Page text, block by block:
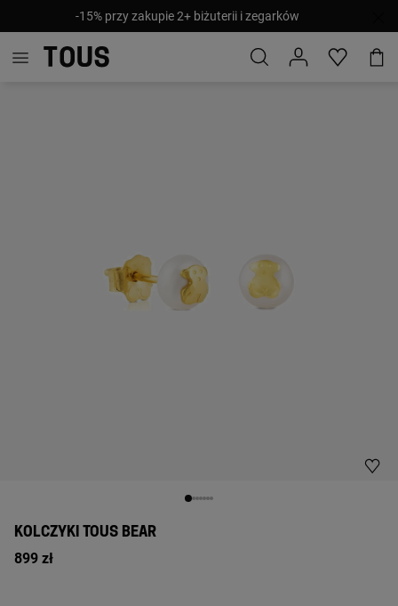
-15% przy zakupie 2+ biżuterii i zegarków
KOLCZYKI TOUS BEAR
899 zł